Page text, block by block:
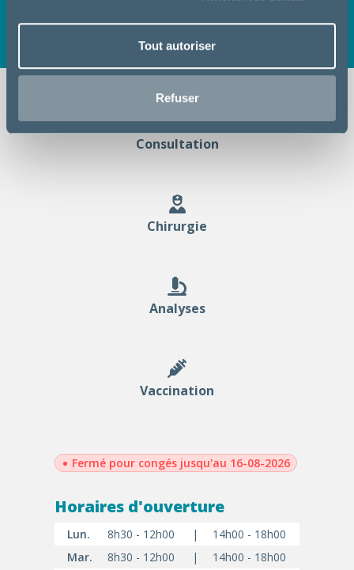
Tout autoriser
Refuser
consulter nos fiches conseils santé.
Consultation
Chirurgie
Analyses
Vaccination
• Fermé pour congés jusqu'au 16-08-2026
Horaires d'ouverture
Lun. 8h30 - 12h00 |
14h00 - 18h00
Mar.
8h30 - 12h00 |
14h00 - 18h00